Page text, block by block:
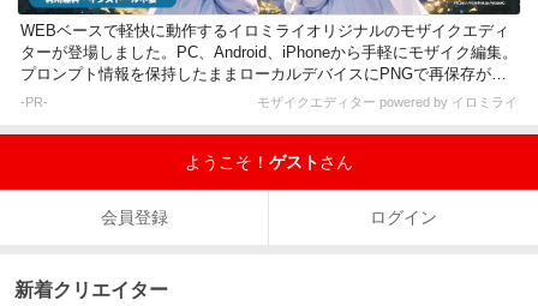
WEBベースで軽快に動作するイロミライオリジナルのモザイクエディ
ターが登場しました。PC、Android、iPhoneから手軽にモザイク編集。
プロンプト情報を保持したままローカルデバイスにPNGで再保存が可
能です。
-PR- モザイクエディター powered by イロミライ
ようこそ！ ゲストさん
会員登録 ログイン
新着クリエイター